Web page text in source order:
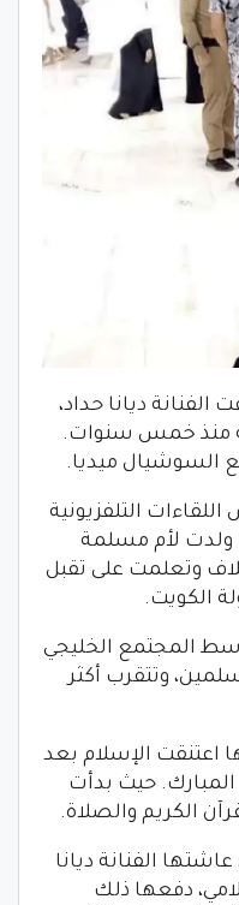
الفنانة ديانا حداد،
منذ خمس سنوات.
السوشيال ميديا.
التلفزيونية
ولدت لأم مسلمة
وتعلمت على تقبل
الكويت.
المجتمع الخليجي
وتتقرب أكثر
اعتنقت الإسلام بعد
حيث بدأت
الكريم والصلاة.
الفنانة ديانا
دفعها ذلك